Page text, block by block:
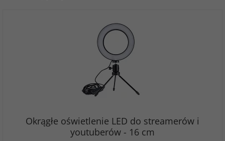
Okrągłe oświetlenie LED do streamerów i
youtuberów - 16 cm